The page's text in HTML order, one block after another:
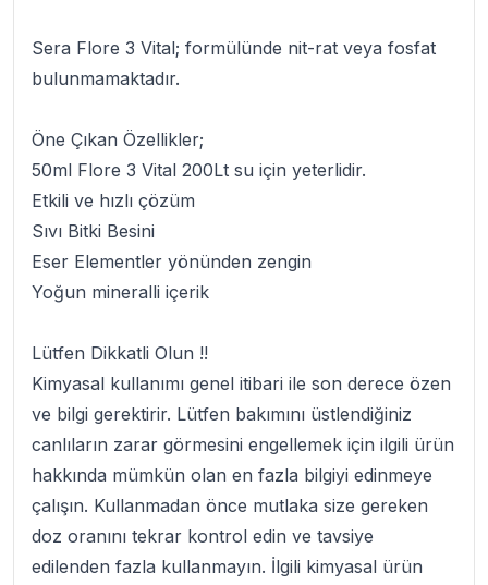
Sera Flore 3 Vital; formülünde nit-rat veya fosfat
bulunmamaktadır.
Öne Çıkan Özellikler;
50ml Flore 3 Vital 200Lt su için yeterlidir.
Etkili ve hızlı çözüm
Sıvı Bitki Besini
Eser Elementler yönünden zengin
Yoğun mineralli içerik
Lütfen Dikkatli Olun !!
Kimyasal kullanımı genel itibari ile son derece özen
ve bilgi gerektirir. Lütfen bakımını üstlendiğiniz
canlıların zarar görmesini engellemek için ilgili ürün
hakkında mümkün olan en fazla bilgiyi edinmeye
çalışın. Kullanmadan önce mutlaka size gereken
doz oranını tekrar kontrol edin ve tavsiye
edilenden fazla kullanmayın. İlgili kimyasal ürün